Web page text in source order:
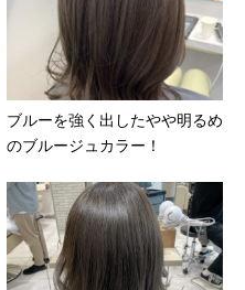
ブルーを強く出したやや明るめ
のブルージュカラー！